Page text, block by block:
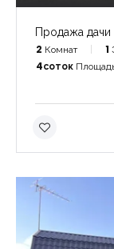
Продажа
2 Комнат 1
4соток